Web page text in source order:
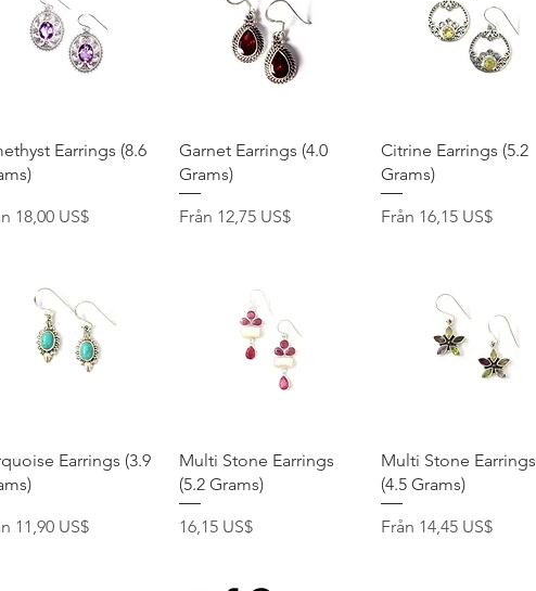
Snabbvisning
Earrings (8.6
18,00 US$
Snabbvisning
Garnet Earrings (4.0
Grams)
Från 12,75 US$
Reapris
Snabbvisning
Citrine Earrings (5.2
Grams)
Från 16,15 US$
Reapris
Snabbvisning
Earrings (3.9
11,90 US$
Snabbvisning
Multi Stone Earrings
(5.2 Grams)
Pris
16,15 US$
Snabbvisning
Multi Stone Earrings
(4.5 Grams)
Från 14,45 US$
Reapris